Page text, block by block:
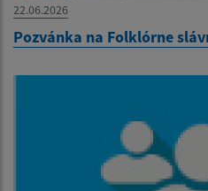
22.06.2026
Pozvánka na Folklórne